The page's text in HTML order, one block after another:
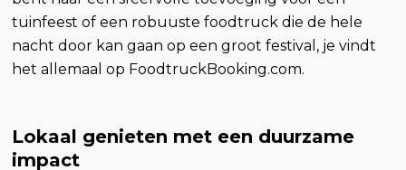
tuinfeest of een robuuste foodtruck die de hele
nacht door kan gaan op een groot festival, je vindt
het allemaal op FoodtruckBooking.com.
Lokaal genieten met een duurzame
impact